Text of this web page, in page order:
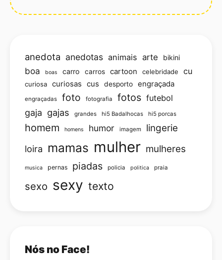
anedota anedotas animais arte bikini
boa boas carro carros cartoon celebridade cu
curiosa curiosas cus desporto engraçada
engraçadas foto fotografia fotos futebol
gaja gajas grandes hi5 Badalhocas hi5 porcas
homem homens humor imagem lingerie
loira mamas mulher mulheres
musica pernas piadas policia politica praia
sexo sexy texto
Nós no Face!